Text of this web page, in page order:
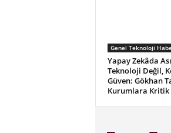
Genel Teknoloji
Yapay Zekâda
Teknoloji Değil,
Güven: Gökhan
Kurumlara Kritik